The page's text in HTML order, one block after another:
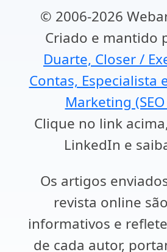
© 2006-2026
Criado e mantido
Duarte, Closer /
Contas, Especialista
Marketing
Clique no link
LinkedIn e
Os artigos
revista online
informativos e
de cada autor,